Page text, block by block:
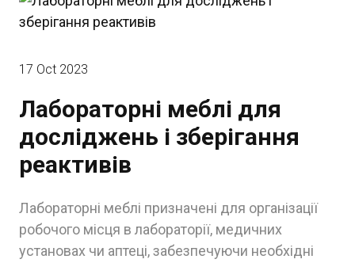
17 Oct 2023
Лабораторні меблі для
досліджень і зберігання
реактивів
Лабораторні меблі призначені для організації
робочого місця в лабораторії, медичних
установах чи аптеці, забезпечуючи необхідні